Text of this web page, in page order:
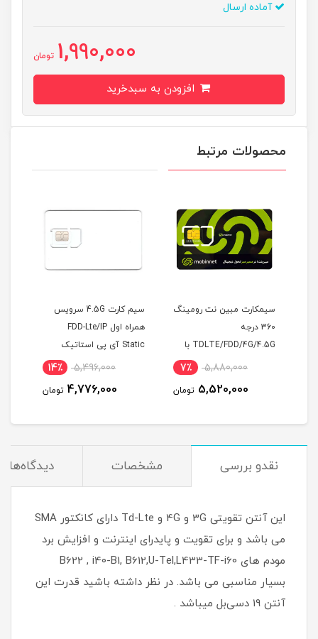
آماده ارسال
1,990,000 تومان
محصولات مرتبط
سیمکارت مبین نت رومینگ
360 درجه
TDLTE/FDD/4G/4.5G با
آی پی استاتیک 6 ماهه
5,880,000 7٪
5,520,000 تومان
سیم کارت 4.5G سرویس
همراه اول FDD-Lte/IP
Static آی پی استاتیک
شش ماهه (مخصوص مودم
5,496,000 14٪
4,776,000 تومان
نقدو بررسی مشخصات دیدگاه‌ها
این آنتن تقویتی 3G و 4G و Td-Lte دارای کانکتور SMA
می باشد و برای تقویت و پایدرای اینترنت و افزایش برد
مودم های B622 , i40-B1, B612,U-Tel,L433-TF-i60
بسیار مناسبی می باشد. در نظر داشته باشید قدرت این
آنتن 19 دسی‌بل میباشد .